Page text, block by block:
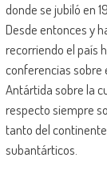
donde se jubiló en
Desde entonces y
recorriendo el país
conferencias sobre
Antártida sobre la
respecto siempre
tanto del
subantárticos.